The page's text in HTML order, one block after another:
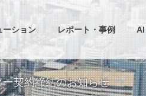
ーション レポート・事例 AI
契約締結のお知らせ